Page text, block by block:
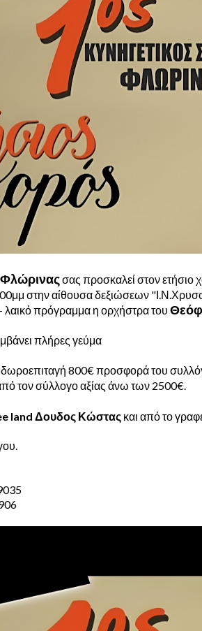
Φλώριναςσας προσκαλεί στον ετήσιο
στην αίθουσα δεξιώσεων
λαικό πρόγραμμα η ορχήστρα του
πλήρες γεύμα
800€ προσφορά του
τον σύλλογο αξίας άνω των 2500€.
land Δουδος Κώστας και από το